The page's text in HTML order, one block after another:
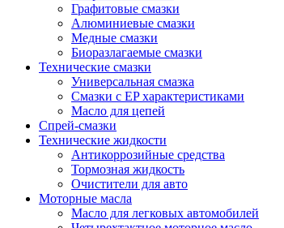
Графитовые смазки
Алюминиевые смазки
Медные смазки
Биоразлагаемые смазки
Технические смазки
Универсальная смазка
Смазки с EP характеристиками
Масло для цепей
Спрей-смазки
Технические жидкости
Антикоррозийные средства
Тормозная жидкость
Очистители для авто
Моторные масла
Масло для легковых автомобилей